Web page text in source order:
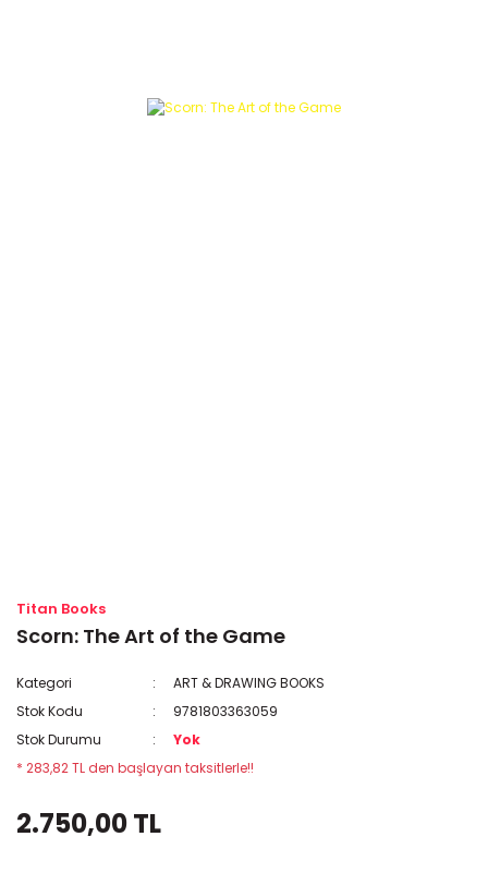
Titan Books
Scorn: The Art of the Game
Kategori
ART & DRAWING BOOKS
Stok Kodu
9781803363059
Stok Durumu
Yok
* 283,82 TL den başlayan taksitlerle!!
2.750,00 TL